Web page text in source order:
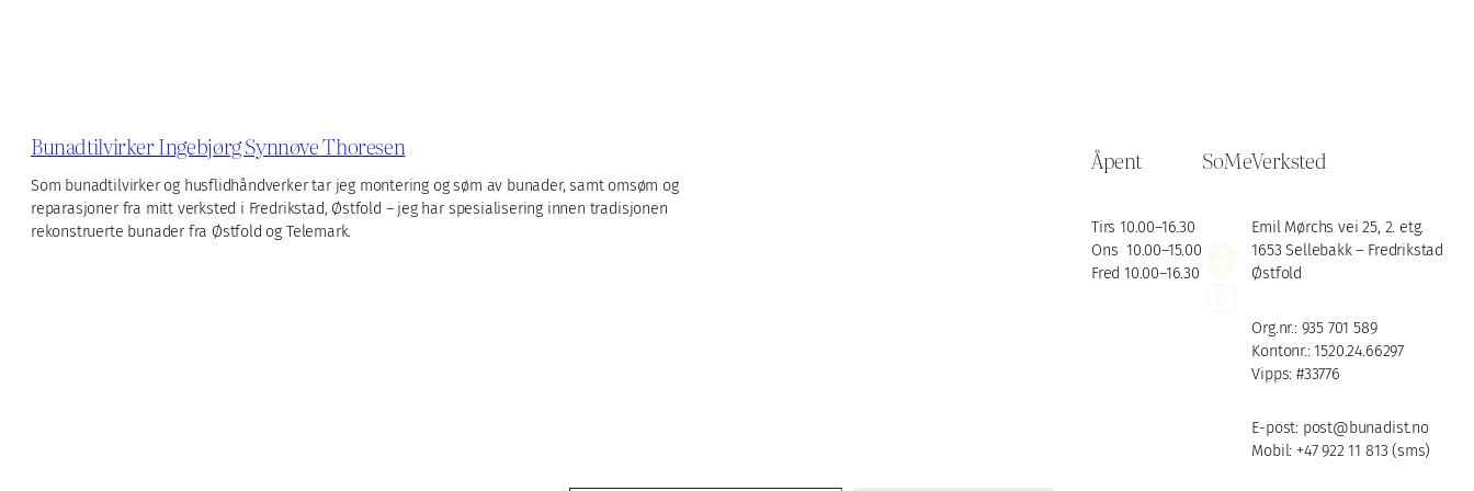
Bunadtilvirker Ingebjørg Synnøve Thoresen
Som bunadtilvirker og husflidhåndverker tar jeg montering og søm av bunader, samt omsøm og
reparasjoner fra mitt verksted i Fredrikstad, Østfold – jeg har spesialisering innen tradisjonen
rekonstruerte bunader fra Østfold og Telemark.
Åpent
Tirs 10.00–16.30
Ons 10.00–15.00
Fred 10.00–16.30
SoMe
Facebook
Verksted
Emil Mørchs vei 25, 2. etg.
1653 Sellebakk – Fredrikstad
Østfold
Org.nr.: 935 701 589
Kontonr.: 1520.24.66297
Vipps: #33776
E-post: post@bunadist.no
Mobil: +47 922 11 813 (sms)